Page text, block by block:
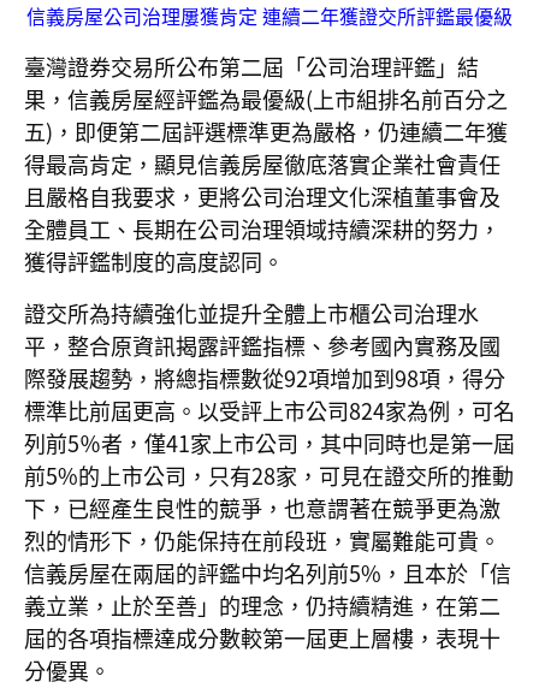
信義房屋公司治理屢獲肯定 連續二年獲證交所評鑑最優級
臺灣證券交易所公布第二屆「公司治理評鑑」結
果，信義房屋經評鑑為最優級(上市組排名前百分之
五)，即便第二屆評選標準更為嚴格，仍連續二年獲
得最高肯定，顯見信義房屋徹底落實企業社會責任
且嚴格自我要求，更將公司治理文化深植董事會及
全體員工、長期在公司治理領域持續深耕的努力，
獲得評鑑制度的高度認同。
證交所為持續強化並提升全體上市櫃公司治理水
平，整合原資訊揭露評鑑指標、參考國內實務及國
際發展趨勢，將總指標數從92項增加到98項，得分
標準比前屆更高。以受評上市公司824家為例，可名
列前5％者，僅41家上市公司，其中同時也是第一屆
前5%的上市公司，只有28家，可見在證交所的推動
下，已經產生良性的競爭，也意謂著在競爭更為激
烈的情形下，仍能保持在前段班，實屬難能可貴。
信義房屋在兩屆的評鑑中均名列前5%，且本於「信
義立業，止於至善」的理念，仍持續精進，在第二
屆的各項指標達成分數較第一屆更上層樓，表現十
分優異。